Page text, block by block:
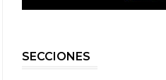
SECCIONES